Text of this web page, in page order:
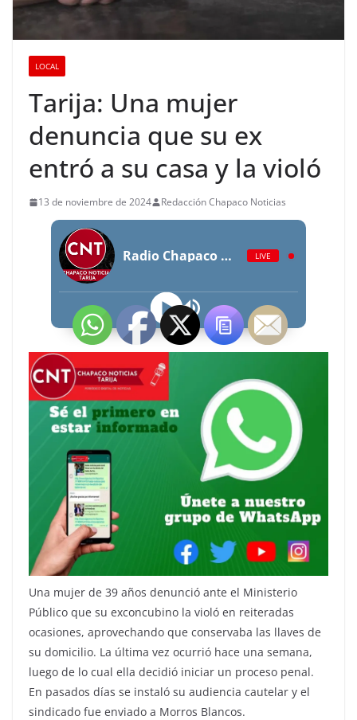
LOCAL
Tarija: Una mujer
denuncia que su ex
entró a su casa y la violó
13 de noviembre de 2024 Redacción Chapaco Noticias
Radio Chapaco Noticias Las 24 horas en vivo LIVE
Una mujer de 39 años denunció ante el Ministerio
Público que su exconcubino la violó en reiteradas
ocasiones, aprovechando que conservaba las llaves de
su domicilio. La última vez ocurrió hace una semana,
luego de lo cual ella decidió iniciar un proceso penal.
En pasados días se instaló su audiencia cautelar y el
sindicado fue enviado a Morros Blancos.